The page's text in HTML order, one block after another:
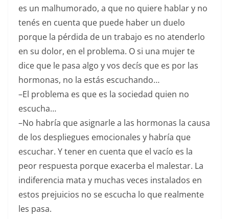
es un malhumorado, a que no quiere hablar y no
tenés en cuenta que puede haber un duelo
porque la pérdida de un trabajo es no atenderlo
en su dolor, en el problema. O si una mujer te
dice que le pasa algo y vos decís que es por las
hormonas, no la estás escuchando…
–El problema es que es la sociedad quien no
escucha…
–No habría que asignarle a las hormonas la causa
de los despliegues emocionales y habría que
escuchar. Y tener en cuenta que el vacío es la
peor respuesta porque exacerba el malestar. La
indiferencia mata y muchas veces instalados en
estos prejuicios no se escucha lo que realmente
les pasa.